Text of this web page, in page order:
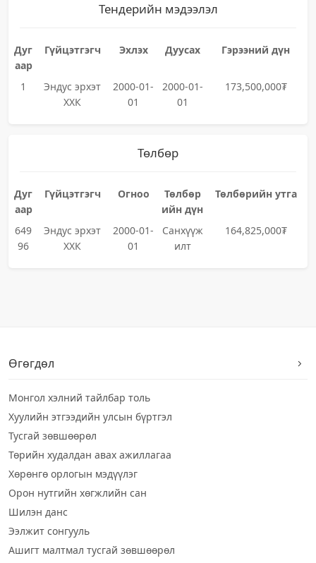
Тендерийн мэдээлэл
Дуг
аар
Гүйцэтгэгч Эхлэх Дуусах Гэрээний дүн
1
Эндус эрхэт
ХХК
2000-01-
01
2000-01-
01
173,500,000₮
Төлбөр
Дуг
аар
Гүйцэтгэгч Огноо
Төлбөр
ийн дүн
Төлбөрийн утга
649
96
Эндус эрхэт
ХХК
2000-01-
01
Санхүүж
илт
164,825,000₮
Өгөгдөл
Монгол хэлний тайлбар толь
Хуулийн этгээдийн улсын бүртгэл
Тусгай зөвшөөрөл
Төрийн худалдан авах ажиллагаа
Хөрөнгө орлогын мэдүүлэг
Орон нутгийн хөгжлийн сан
Шилэн данс
Ээлжит сонгууль
Ашигт малтмал тусгай зөвшөөрөл